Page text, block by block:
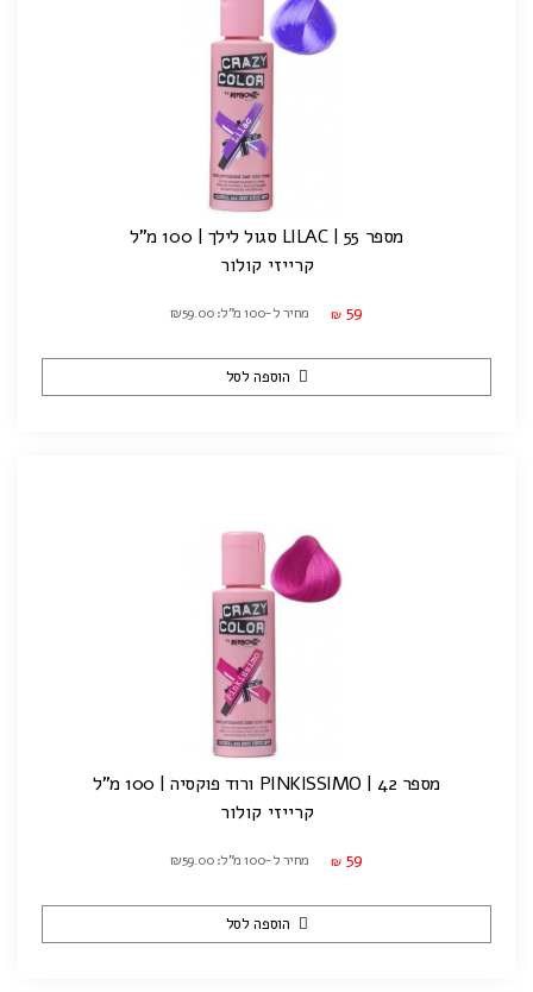
מספר 55 | LILAC סגול לילך | 100 מ"ל
קרייזי קולור
₪ 59 מחיר ל-100 מ"ל: ₪59.00
הוספה לסל
מספר 42 | PINKISSIMO ורוד פוקסיה | 100 מ"ל
קרייזי קולור
₪ 59 מחיר ל-100 מ"ל: ₪59.00
הוספה לסל